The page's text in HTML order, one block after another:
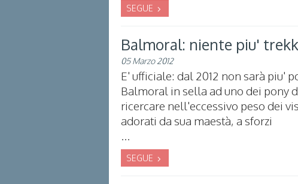
SEGUE
Balmoral: niente piu'
05 Marzo 2012
E' ufficiale: dal 2012 non sarà piu'
Balmoral in sella ad uno dei pony
ricercare nell'eccessivo peso dei
adorati da sua maestà, a sforzi
...
SEGUE